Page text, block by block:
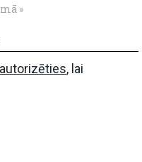
»
autorizēties, lai